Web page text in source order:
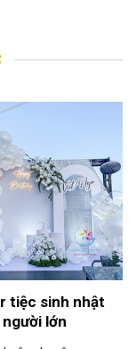
tiệc sinh nhật
người lớn